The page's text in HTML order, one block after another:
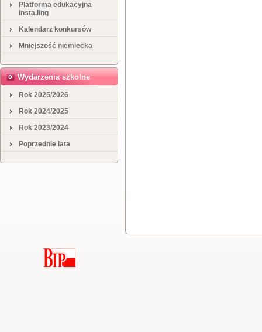
Platforma edukacyjna
insta.ling
Kalendarz konkursów
Mniejszość niemiecka
Wydarzenia szkolne
Rok 2025/2026
Rok 2024/2025
Rok 2023/2024
Poprzednie lata